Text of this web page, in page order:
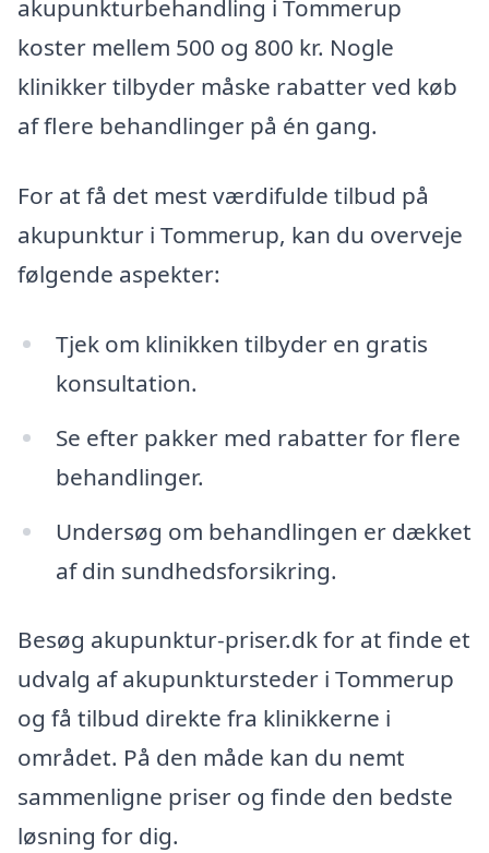
akupunkturbehandling i Tommerup
koster mellem 500 og 800 kr. Nogle
klinikker tilbyder måske rabatter ved køb
af flere behandlinger på én gang.
For at få det mest værdifulde tilbud på
akupunktur i Tommerup, kan du overveje
følgende aspekter:
Tjek om klinikken tilbyder en gratis
konsultation.
Se efter pakker med rabatter for flere
behandlinger.
Undersøg om behandlingen er dækket
af din sundhedsforsikring.
Besøg akupunktur-priser.dk for at finde et
udvalg af akupunktursteder i Tommerup
og få tilbud direkte fra klinikkerne i
området. På den måde kan du nemt
sammenligne priser og finde den bedste
løsning for dig.